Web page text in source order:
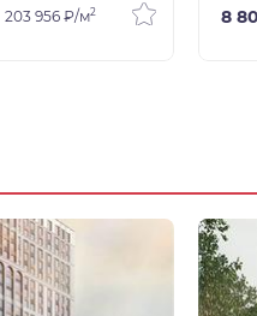
203 956 ₽/м2
8